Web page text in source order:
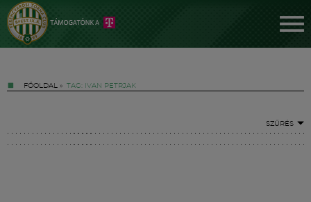
FŐOLDAL » TAG: IVAN PETRJAK
SZŰRÉS